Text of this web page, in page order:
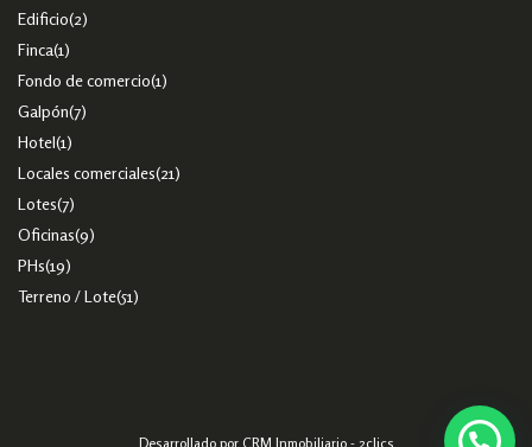
Edificio(2)
Finca(1)
Fondo de comercio(1)
Galpón(7)
Hotel(1)
Locales comerciales(21)
Lotes(7)
Oficinas(9)
PHs(19)
Terreno / Lote(51)
Desarrollado por CRM Inmobiliario - 2clics